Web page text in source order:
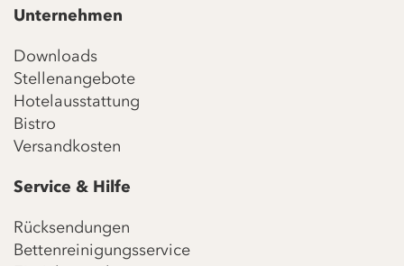
Unternehmen
Downloads
Stellenangebote
Hotelausstattung
Bistro
Versandkosten
Service & Hilfe
Rücksendungen
Bettenreinigungsservice